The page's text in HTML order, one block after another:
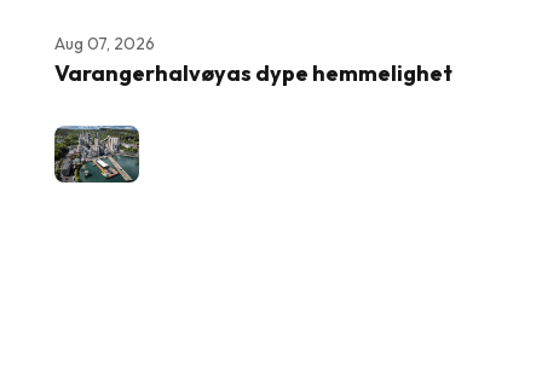
Aug 07, 2026
Varangerhalvøyas dype hemmelighet